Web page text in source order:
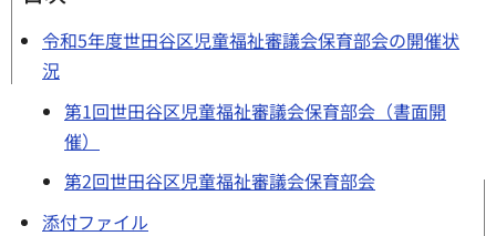
令和5年度世田谷区児童福祉審議会保育部会の開催状
況
第1回世田谷区児童福祉審議会保育部会（書面開
催）
第2回世田谷区児童福祉審議会保育部会
添付ファイル